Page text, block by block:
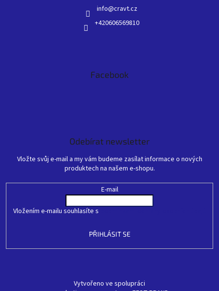
info@cravt.cz
+420606569810
Facebook
Odebírat newsletter
Vložte svůj e-mail a my vám budeme zasílat informace o nových
produktech na našem e-shopu.
E-mail
Vložením e-mailu souhlasíte s
PŘIHLÁSIT SE
Vytvořeno ve spolupráci